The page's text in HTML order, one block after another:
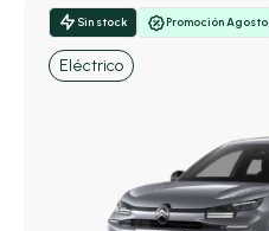
Sin stock Promoción Agosto
Eléctrico